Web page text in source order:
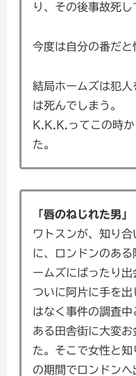
り、その後事故死し
今度は自分の番だと
結局ホームズは犯人
は死んでしまう。
K.K.K.ってこの時
た。
「唇のねじれた男」
ワトスンが、知り
に、ロンドンのあ
ームズにばったり出
ついに阿片に手を
はなく事件の調査中
ある田舎街に大変
た。そこで女性と
の期間でロンドンへ